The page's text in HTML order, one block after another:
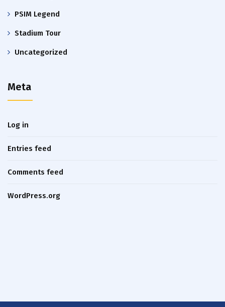
PSIM Legend
Stadium Tour
Uncategorized
Meta
Log in
Entries feed
Comments feed
WordPress.org